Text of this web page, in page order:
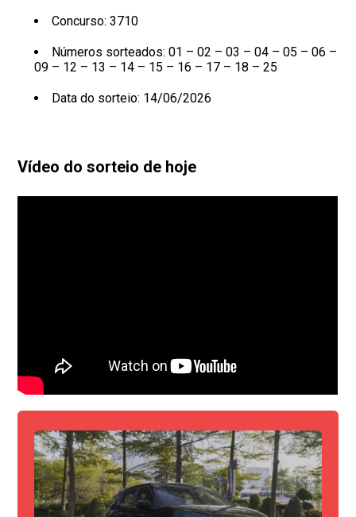
Concurso: 3710
Números sorteados: 01 – 02 – 03 – 04 – 05 – 06 –
09 – 12 – 13 – 14 – 15 – 16 – 17 – 18 – 25
Data do sorteio: 14/06/2026
Vídeo do sorteio de hoje